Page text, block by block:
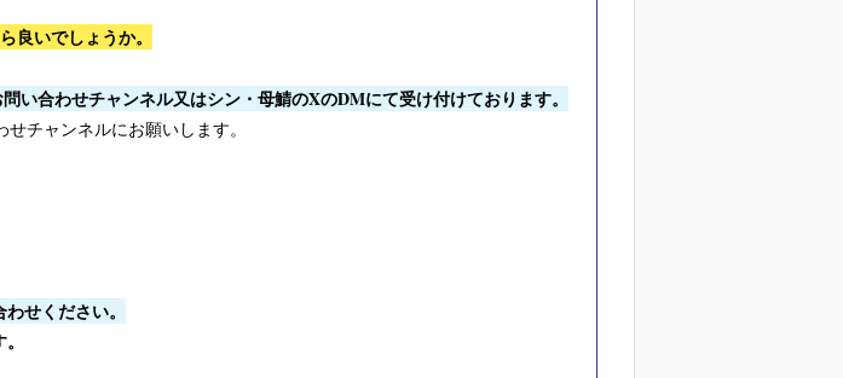
良いでしょうか。
い合わせチャンネル又はシン・母鯖のXのDMにて受け付けております。
チャンネルにお願いします。
せください。